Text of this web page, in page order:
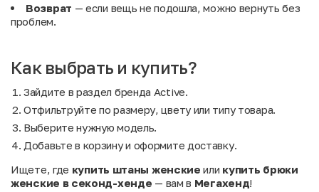
Возврат — если вещь не подошла, можно вернуть без
проблем.
Как выбрать и купить?
Зайдите в раздел бренда Active.
Отфильтруйте по размеру, цвету или типу товара.
Выберите нужную модель.
Добавьте в корзину и оформите доставку.
Ищете, где купить штаны женские или купить брюки
женские в секонд-хенде — вам в Мегахенд!